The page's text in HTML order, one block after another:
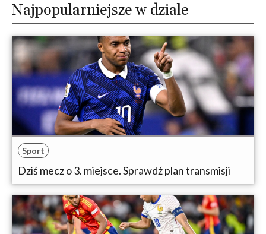
Najpopularniejsze w dziale
Sport
Dziś mecz o 3. miejsce. Sprawdź plan transmisji